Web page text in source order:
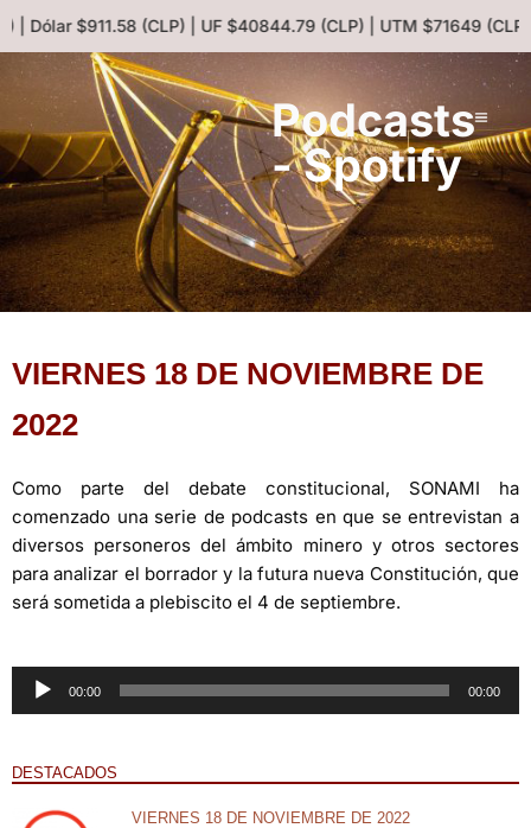
| Dólar $911.58 (CLP) | UF $40844.79 (CLP) | UTM $71649
Podcasts
- Spotify
VIERNES 18 DE NOVIEMBRE DE
2022
Como parte del debate constitucional, SONAMI ha
comenzado una serie de podcasts en que se entrevistan a
diversos personeros del ámbito minero y otros sectores
para analizar el borrador y la futura nueva Constitución, que
será sometida a plebiscito el 4 de septiembre.
Reproductor
00:00 00:00
DESTACADOS
VIERNES 18 DE NOVIEMBRE DE 2022